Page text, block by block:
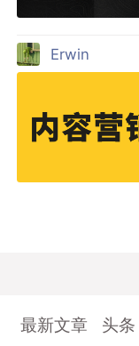
Erwin
最新文章 头条